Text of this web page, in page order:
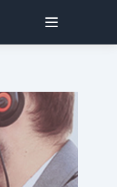
Open user menu